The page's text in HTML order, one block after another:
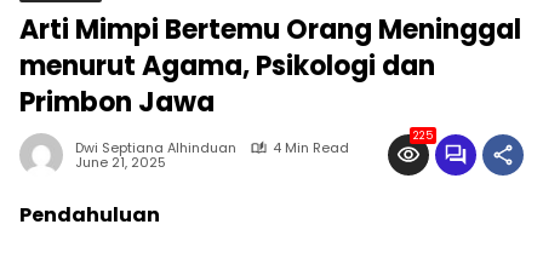
Arti Mimpi Bertemu Orang Meninggal
menurut Agama, Psikologi dan
Primbon Jawa
Dwi Septiana Alhinduan 4 Min Read
June 21, 2025
225
Pendahuluan